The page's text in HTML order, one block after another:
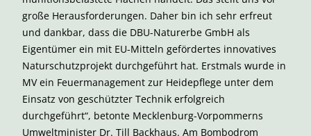
große Herausforderungen. Daher bin ich sehr erfreut
und dankbar, dass die DBU-Naturerbe GmbH als
Eigentümer ein mit EU-Mitteln gefördertes innovatives
Naturschutzprojekt durchgeführt hat. Erstmals wurde in
MV ein Feuermanagement zur Heidepflege unter dem
Einsatz von geschützter Technik erfolgreich
durchgeführt“, betonte Mecklenburg-Vorpommerns
Umweltminister Dr. Till Backhaus. Am Bombodrom